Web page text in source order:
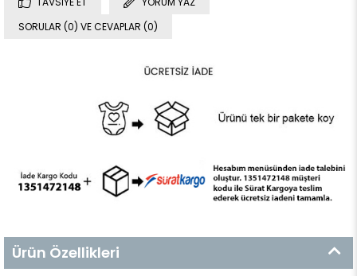
SORULAR (0) VE CEVAPLAR (0)
Ürün Özellikleri